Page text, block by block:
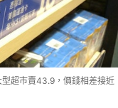
超市賣43.9，價錢相差接近